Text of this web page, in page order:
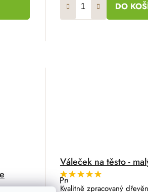
DO
Váleček na těsto -
Průměrné
hodnocení
Kvalitně zpracovaný